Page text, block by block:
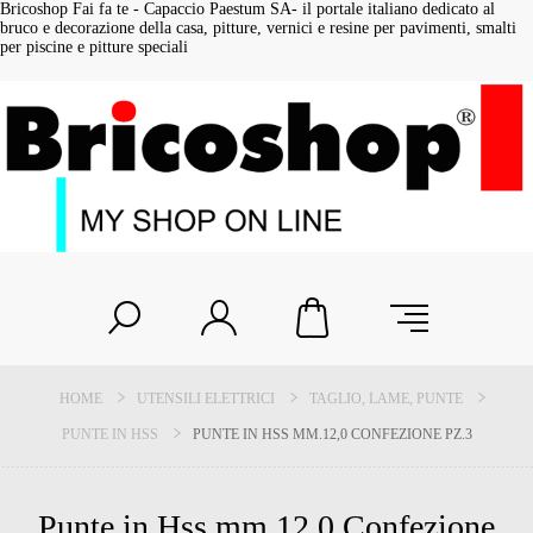
Bricoshop Fai fa te - Capaccio Paestum SA- il portale italiano dedicato al
bruco e decorazione della casa, pitture, vernici e resine per pavimenti, smalti
per piscine e pitture speciali
HOME UTENSILI ELETTRICI TAGLIO, LAME, PUNTE
PUNTE IN HSS PUNTE IN HSS MM.12,0 CONFEZIONE PZ.3